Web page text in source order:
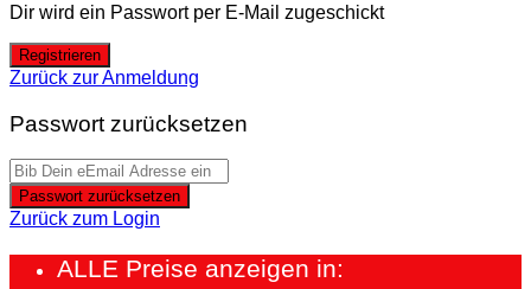
Dir wird ein Passwort per E-Mail zugeschickt
Registrieren
Zurück zur Anmeldung
Passwort zurücksetzen
Passwort zurücksetzen
Zurück zum Login
ALLE Preise anzeigen in: